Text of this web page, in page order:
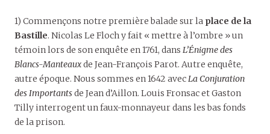
1) Commençons notre première balade sur la place de la
Bastille. Nicolas Le Floch y fait « mettre à l’ombre » un
témoin lors de son enquête en 1761, dans L’Énigme des
Blancs-Manteauxde Jean-François Parot. Autre enquête,
autre époque. Nous sommes en 1642 avecLa Conjuration
des Importantsde Jean d’Aillon. Louis Fronsac et Gaston
Tilly interrogent un faux-monnayeur dans les bas fonds
de la prison.